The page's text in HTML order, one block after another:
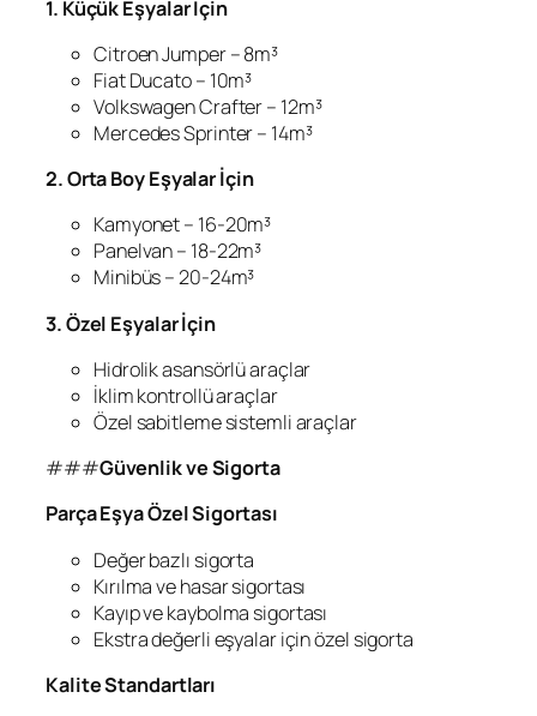
1. Küçük Eşyalar İçin
Citroen Jumper – 8m³
Fiat Ducato – 10m³
Volkswagen Crafter – 12m³
Mercedes Sprinter – 14m³
2. Orta Boy Eşyalar İçin
Kamyonet – 16-20m³
Panelvan – 18-22m³
Minibüs – 20-24m³
3. Özel Eşyalar İçin
Hidrolik asansörlü araçlar
İklim kontrollü araçlar
Özel sabitleme sistemli araçlar
###Güvenlik ve Sigorta
Parça Eşya Özel Sigortası
Değer bazlı sigorta
Kırılma ve hasar sigortası
Kayıp ve kaybolma sigortası
Ekstra değerli eşyalar için özel sigorta
Kalite Standartları